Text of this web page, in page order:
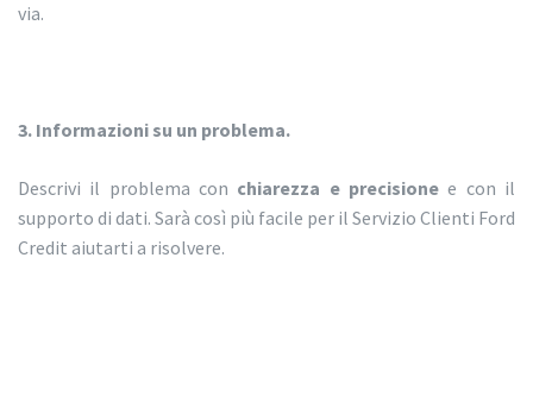
via.
3. Informazioni su un problema.
Descrivi il problema con chiarezza e precisione e con il
supporto di dati. Sarà così più facile per il Servizio Clienti Ford
Credit aiutarti a risolvere.